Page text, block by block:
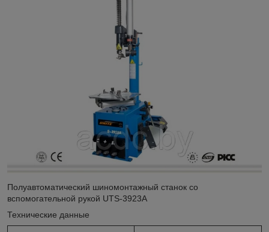
Полуавтоматический шиномонтажный станок со
вспомогательной рукой UTS-3923A
Технические данные